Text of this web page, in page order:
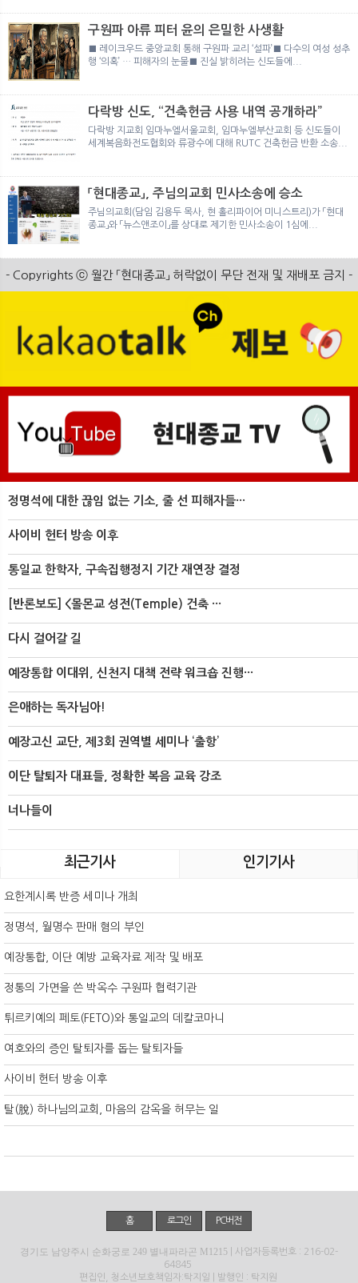
구원파 아류 피터 윤의 은밀한 사생활
■ 레이크우드 중앙교회 통해 구원파 교리 ‘설파’■ 다수의 여성 성추
행 ‘의혹’ … 피해자의 눈물■ 진실 밝히려는 신도들에...
다락방 신도, “건축헌금 사용 내역 공개하라”
다락방 지교회 임마누엘서울교회, 임마누엘부산교회 등 신도들이
세계복음화전도협회와 류광수에 대해 RUTC 건축헌금 반환 소송...
「현대종교」, 주님의교회 민사소송에 승소
주님의교회(담임 김용두 목사, 현 홀리파이어 미니스트리)가 「현대
종교」와 「뉴스앤조이」를 상대로 제기한 민사소송이 1심에...
- Copyrights ⓒ 월간 「현대종교」 허락없이 무단 전재 및 재배포 금지 -
정명석에 대한 끊임 없는 기소, 줄 선 피해자들···
사이비 헌터 방송 이후
통일교 한학자, 구속집행정지 기간 재연장 결정
[반론보도] <몰몬교 성전(Temple) 건축 ···
다시 걸어갈 길
예장통합 이대위, 신천지 대책 전략 워크숍 진행···
은애하는 독자님아!
예장고신 교단, 제3회 권역별 세미나 ‘출항’
이단 탈퇴자 대표들, 정확한 복음 교육 강조
너나들이
최근기사 인기기사
요한계시록 반증 세미나 개최
정명석, 월명수 판매 혐의 부인
예장통합, 이단 예방 교육자료 제작 및 배포
정통의 가면을 쓴 박옥수 구원파 협력기관
튀르키예의 페토(FETO)와 통일교의 데칼코마니
여호와의 증인 탈퇴자를 돕는 탈퇴자들
사이비 헌터 방송 이후
탈(脫) 하나님의교회, 마음의 감옥을 허무는 일
홈 로그인 PC버전
경기도 남양주시 순화궁로 249 별내파라곤 M1215 | 사업자등록번호 : 216-02-
64845
편집인, 청소년보호책임자:탁지일 | 발행인 : 탁지원